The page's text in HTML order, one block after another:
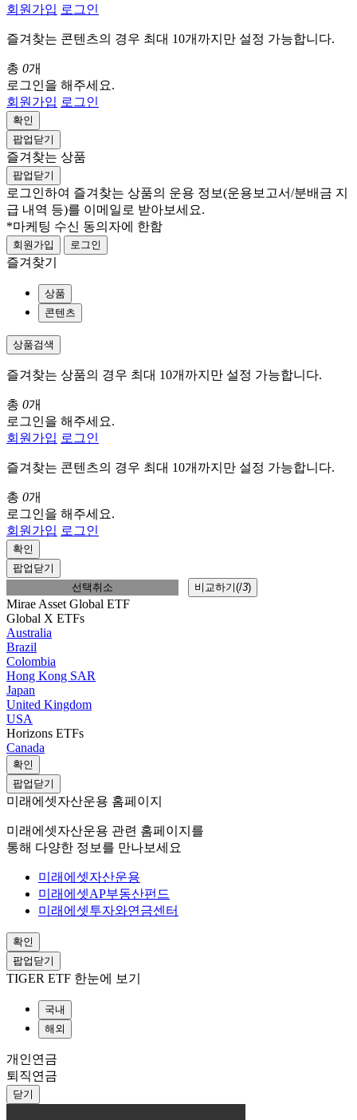
회원가입 로그인
즐겨찾는 콘텐츠의 경우 최대 10개까지만 설정 가능합니다.
총 0개
로그인을 해주세요.
회원가입 로그인
확인
팝업닫기
즐겨찾는 상품
팝업닫기
로그인하여 즐겨찾는 상품의 운용 정보(운용보고서/분배금 지
급 내역 등)를 이메일로 받아보세요.
*마케팅 수신 동의자에 한함
회원가입 로그인
즐겨찾기
상품
콘텐츠
상품검색
즐겨찾는 상품의 경우 최대 10개까지만 설정 가능합니다.
총 0개
로그인을 해주세요.
회원가입 로그인
즐겨찾는 콘텐츠의 경우 최대 10개까지만 설정 가능합니다.
총 0개
로그인을 해주세요.
회원가입 로그인
확인
팝업닫기
선택취소
비교하기(/3)
Mirae Asset Global ETF
Global X ETFs
Australia
Brazil
Colombia
Hong Kong SAR
Japan
United Kingdom
USA
Horizons ETFs
Canada
확인
팝업닫기
미래에셋자산운용 홈페이지
미래에셋자산운용 관련 홈페이지를
통해 다양한 정보를 만나보세요
미래에셋자산운용
미래에셋AP부동산펀드
미래에셋투자와연금센터
확인
팝업닫기
TIGER ETF 한눈에 보기
국내
해외
개인연금
퇴직연금
닫기